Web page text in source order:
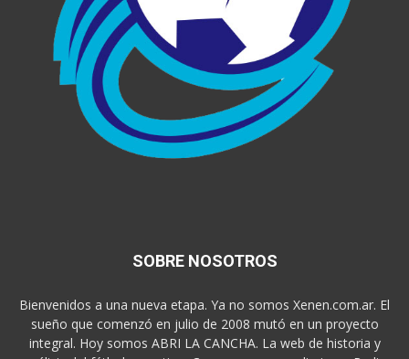
SOBRE NOSOTROS
Bienvenidos a una nueva etapa. Ya no somos Xenen.com.ar. El
sueño que comenzó en julio de 2008 mutó en un proyecto
integral. Hoy somos ABRI LA CANCHA. La web de historia y